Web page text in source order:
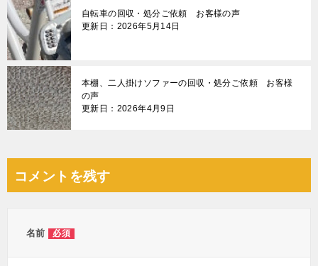
自転車の回収・処分ご依頼 お客様の声
更新日：2026年5月14日
本棚、二人掛けソファーの回収・処分ご依頼 お客様
の声
更新日：2026年4月9日
コメントを残す
名前 必須